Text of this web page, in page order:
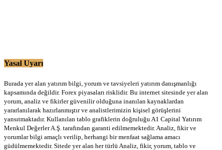
Yasal Uyarı
Burada yer alan yatırım bilgi, yorum ve tavsiyeleri yatırım danışmanlığı
kapsamında değildir. Forex piyasaları risklidir. Bu internet sitesinde yer alan
yorum, analiz ve fikirler güvenilir olduğuna inanılan kaynaklardan
yararlanılarak hazırlanmıştır ve analistlerimizin kişisel görüşlerini
yansıtmaktadır. Kullanılan tablo grafiklerin doğruluğu A1 Capital Yatırım
Menkul Değerler A.Ş. tarafından garanti edilmemektedir. Analiz, fikir ve
yorumlar bilgi amaçlı verilip, herhangi bir menfaat sağlama amacı
güdülmemektedir. Sitede yer alan her türlü Analiz, fikir, yorum, tablo ve